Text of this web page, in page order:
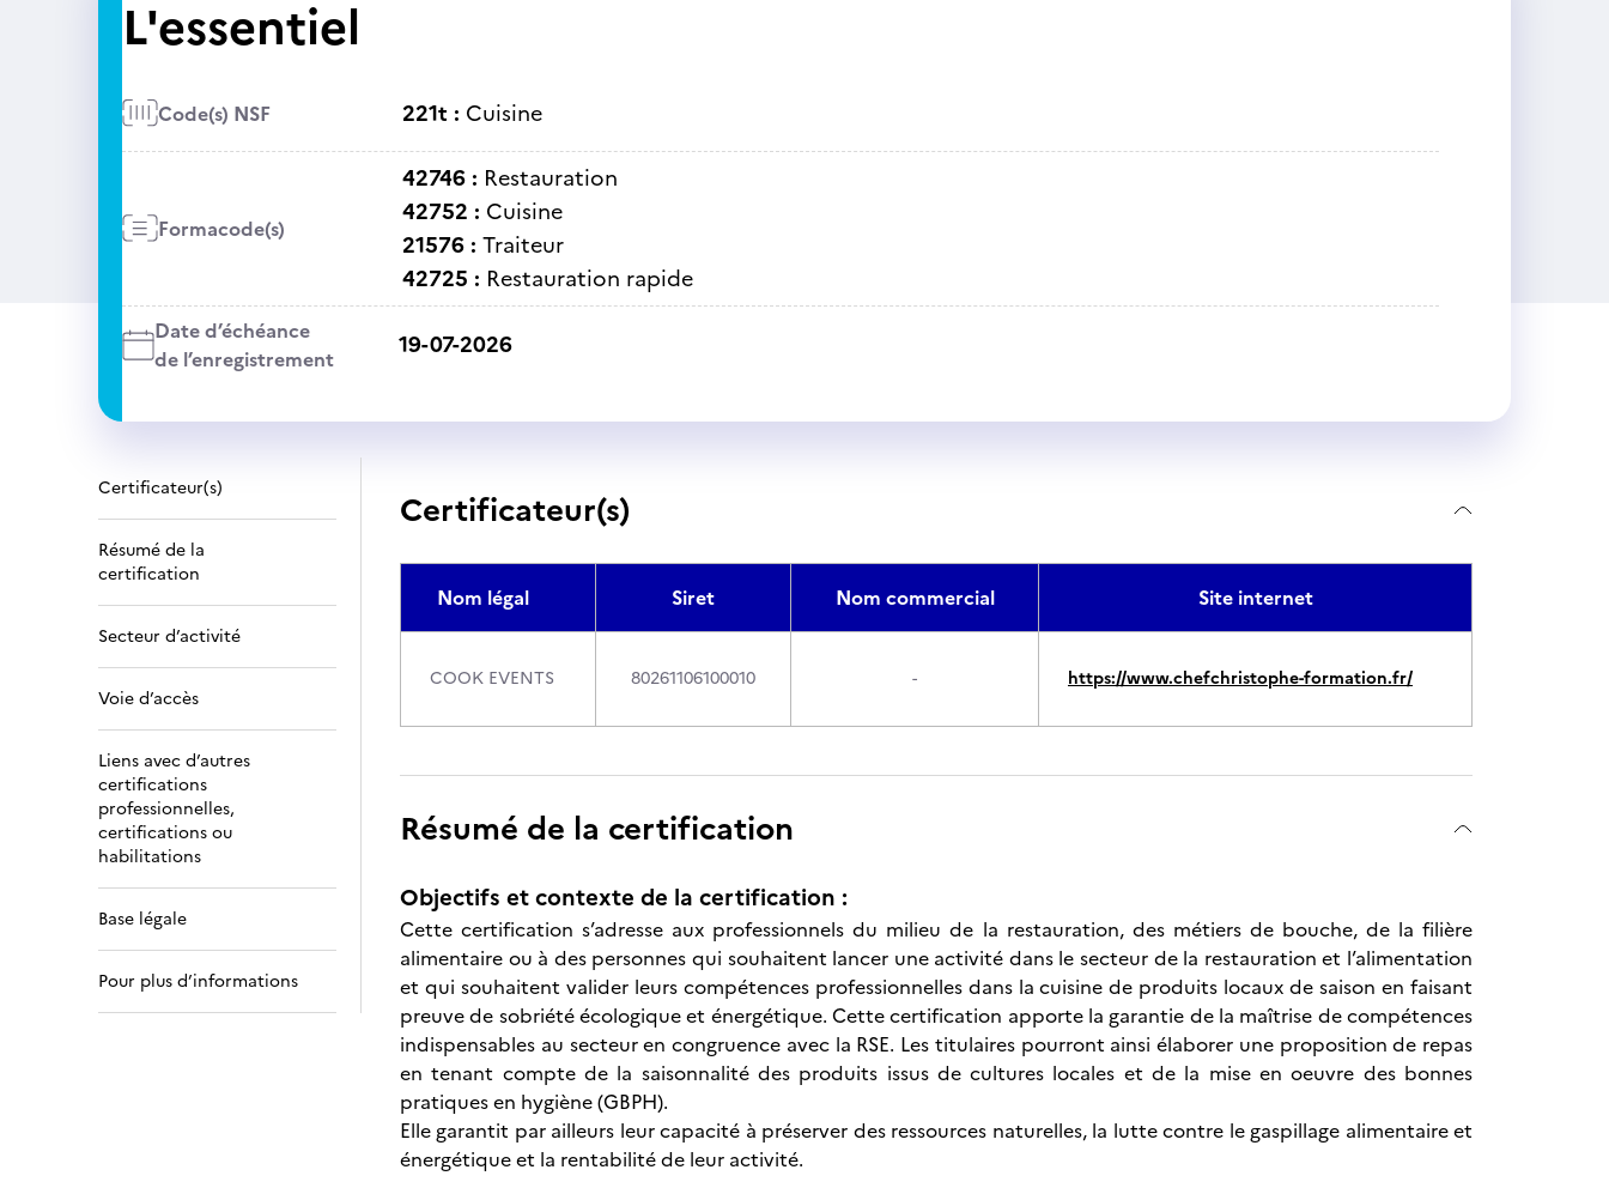
L'essentiel
Code(s) NSF 221t : Cuisine
Formacode(s)
42746 : Restauration
42752 : Cuisine
21576 : Traiteur
42725 : Restauration rapide
Date d’échéance
de l’enregistrement
19-07-2026
Certificateur(s)
Résumé de la
certification
Secteur d’activité
Voie d’accès
Liens avec d’autres
certifications
professionnelles,
certifications ou
habilitations
Base légale
Pour plus d’informations
Certificateur(s)
Nom légal Siret Nom commercial Site internet
COOK EVENTS 80261106100010 - https://www.chefchristophe-formation.fr/
Résumé de la certification
Objectifs et contexte de la certification :
Cette certification s’adresse aux professionnels du milieu de la restauration, des métiers de bouche, de la filière
alimentaire ou à des personnes qui souhaitent lancer une activité dans le secteur de la restauration et l’alimentation
et qui souhaitent valider leurs compétences professionnelles dans la cuisine de produits locaux de saison en faisant
preuve de sobriété écologique et énergétique. Cette certification apporte la garantie de la maîtrise de compétences
indispensables au secteur en congruence avec la RSE. Les titulaires pourront ainsi élaborer une proposition de repas
en tenant compte de la saisonnalité des produits issus de cultures locales et de la mise en oeuvre des bonnes
pratiques en hygiène (GBPH).
Elle garantit par ailleurs leur capacité à préserver des ressources naturelles, la lutte contre le gaspillage alimentaire et
énergétique et la rentabilité de leur activité.